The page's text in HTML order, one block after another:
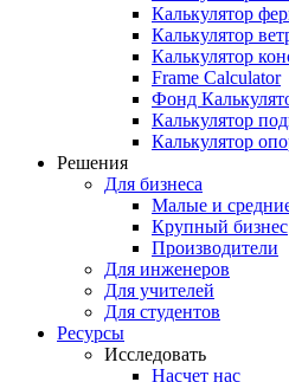
Калькулятор
Калькулятор
Калькулятор
Frame Calculator
Фонд
Калькулятор
Калькулятор
Решения
Для бизнеса
Малые и
Крупный бизнес
Производители
Для инженеров
Для учителей
Для студентов
Ресурсы
Исследовать
Насчет нас